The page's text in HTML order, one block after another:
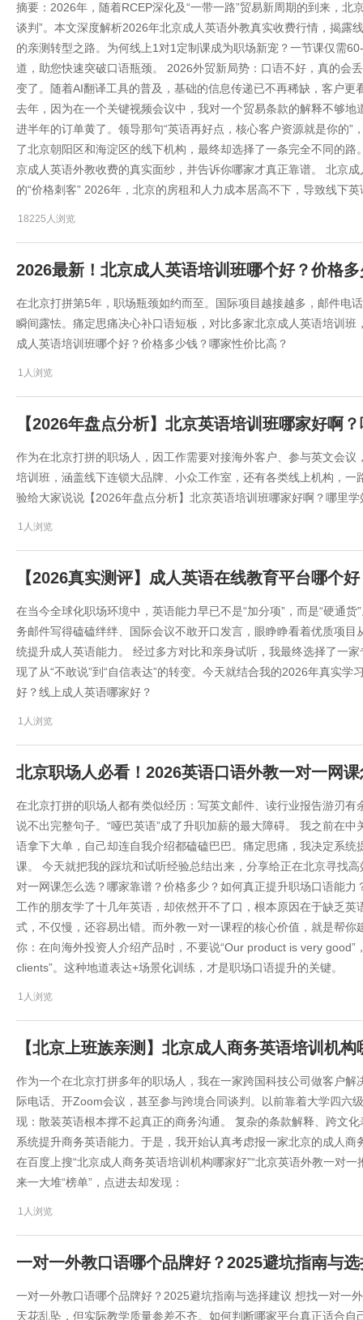
摘要：2026年，随着RCEP深化及“一带一路”贸易新周期的到来，北
谈判”。本文深度解析2026年北京成人英语外教真实收费行情，揭露
的亲测转型之路。为何线上1对1定制课成为职场新宠？一节课仅需
道，助您快速突破口语瓶颈。 2026外贸新局势：口语不好，真的会
变了。随着AI翻译工具的普及，基础的信息传递已不再稀缺，客户
去年，因为在一个关键视频会议中，我对一个贸易条款的解释不够
进半年的订单黄了。领导那句“英语再好点，核心客户资源就是你的
了北京朝阳区和海淀区的线下机构，最终却选择了一条完全不同的
京成人英语外教收费的真实面纱，并告诉你哪家才真正靠谱。 北京
的“价格刺客” 2026年，北京的房租和人力成本居高不下，导致线下
18225人浏览
2026最新！北京成人英语培训班哪个好？价格
在北京打拼第5年，职场瓶颈如约而至。国际项目越接越多，邮件电
瞬间露怯。痛定思痛决心补口语短板，对比多家北京成人英语培训
成人英语培训班哪个好？价格多少钱？哪家性价比高？
1人浏览
【2026年盘点分析】北京英语培训班哪家好啊
作为在北京打拼的职场人，因工作需要对接海外客户、参与英文会
培训班，涵盖线下连锁大品牌、小众工作室，还有各类线上机构，
验给大家说说​【2026年盘点分析】北京英语培训班哪家好啊？哪里
1人浏览
【2026真实测评】成人英语在线教育平台哪个
在当今全球化职场环境中，英语能力早已不是“加分项”，而是“硬通
务邮件写得磕磕绊绊、国际会议不敢开口发言，眼睁睁看着优质项目
统提升成人英语能力。 经过多方对比和亲身试听，我最终选择了一
现了从“不敢说”到“自信表达”的转变。今天就结合我的2026年真实
好？线上成人英语哪家好？
1人浏览
北京职场人必看！2026英语口语外教一对一网
在北京打拼的职场人都有类似经历：写英文邮件、读行业报告游刃
说不出完整句子。“哑巴英语”成了升职加薪的最大障碍。 我之前在
语拿下大单，自己却连自我介绍都磕磕巴巴。痛定思痛，我决定系
课。 今天就把我的踩坑和试听经验总结出来，分享给正在北京寻找
对一网课怎么选？哪家靠谱？价格多少？如何真正提升职场口语能
工作的朋友学了十几年英语，却依然开不了口，根本原因在于缺乏
式，不仅慢，还容易出错。而外教一对一课程的核心价值，就是帮你
你：在向海外投资人介绍产品时，不要说“Our product is very
clients”。这种地道表达+场景化训练，才是职场口语提升的关键。
1人浏览
【北京上班族亲测】北京成人商务英语培训机
作为一个在北京打拼多年的职场人，我在一家跨国科技公司做客户
际电话、开Zoom会议，甚至参与跨境合同谈判。以前靠着大学四六
现：散装英语根本撑不起真正的商务沟通。 复杂的条款解释、跨文
系统提升商务英语能力。于是，我开始认真考虑报一家北京的成人
在百度上搜“北京成人商务英语培训机构哪家好”“北京英语外教一对
来一大堆“榜单”，点进去却发现：
1人浏览
一对一外教口语哪个品牌好？2025避坑指南与
一对一外教口语哪个品牌好？2025避坑指南与选择建议 想找一对一
天花乱坠，但实际教学质量参差不齐。如何判断哪家平台真正适合